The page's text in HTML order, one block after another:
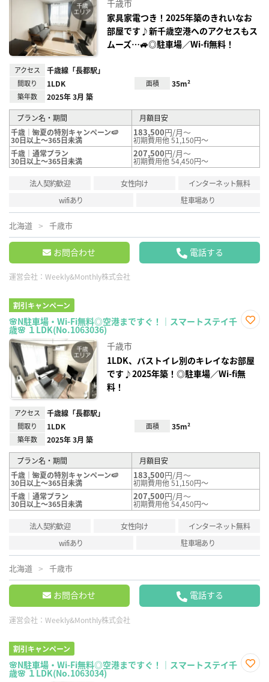
録
千歳市
家具家電つき！2025年築のきれいなお
部屋です♪新千歳空港へのアクセスもス
ムーズ…🚙◎駐車場／Wi-fi無料！
アクセス 千歳線「長都駅」
間取り 1LDK 面積 35m²
築年数 2025年 3月 築
プラン名・期間
月額目安
千歳｜🌺夏の特別キャンペーン🍉
30日以上～365日未満
183,500円/月～
初期費用他 51,150円～
千歳｜通常プラン
30日以上～365日未満
207,500円/月～
初期費用他 54,450円～
法人契約歓迎 女性向け
インターネット無料
wifiあり
駐車場あり
北海道 千歳市
お問合わせ 電話する
運営会社： Weekly&Monthly株式会社
割引キャンペーン
🌸N駐車場・Wi-Fi無料◎空港まですぐ！｜スマートステイ千
歳🌸 １LDK(No.1063036)
録
千歳市
1LDK、バストイレ別のキレイなお部屋
です♪2025年築！◎駐車場／Wi-fi無
料！
アクセス 千歳線「長都駅」
間取り 1LDK 面積 35m²
築年数 2025年 3月 築
プラン名・期間
月額目安
千歳｜🌺夏の特別キャンペーン🍉
30日以上～365日未満
183,500円/月～
初期費用他 51,150円～
千歳｜通常プラン
30日以上～365日未満
207,500円/月～
初期費用他 54,450円～
法人契約歓迎 女性向け
インターネット無料
wifiあり
駐車場あり
北海道 千歳市
お問合わせ 電話する
運営会社： Weekly&Monthly株式会社
割引キャンペーン
🌸N駐車場・Wi-Fi無料◎空港まですぐ！｜スマートステイ千
歳🌸 １LDK(No.1063034)